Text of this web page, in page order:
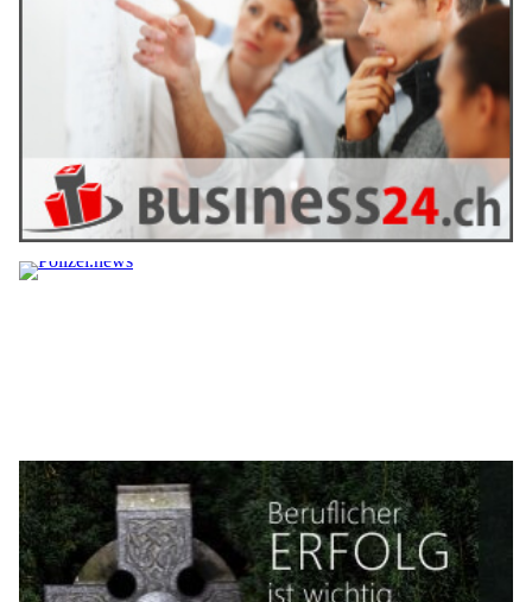
und direkte Kommunikation enger an sich zu binden.
Das Schweizer Traditionsunternehmen Läderach versteht die
Bedeutung sozialer Netzwerke und bietet seinen Followern auf
verschiedenen Kanälen professionellen Content an. Zu den
Social-Media-Inhalten der Chocolatiers gehören neben
Präsentationen neuer süsser Produkte auch Blicke hinter die
Kulissen der Schokoladenfabrikation.
Weiterlesen
Aufgrund der strikten Massnahmen der Regierung im ersten
Corona-Jahr, wurden persönliche Kontakte drastisch reduziert.
Dies hat bis heute zur Folge, dass mit den Einschränkungen
sozialer Interaktionen, gleichzeitig ein rasanter Anstieg der
Anzahl und Relevanz diverser Social-Media-Plattformen